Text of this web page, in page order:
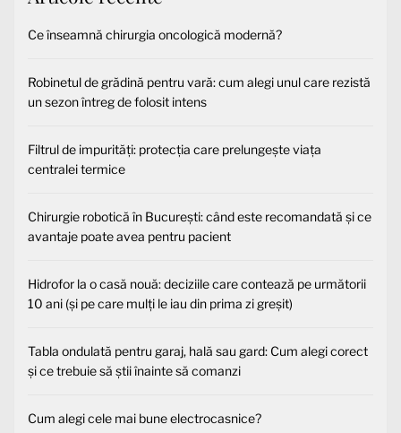
Ce înseamnă chirurgia oncologică modernă?
Robinetul de grădină pentru vară: cum alegi unul care rezistă
un sezon întreg de folosit intens
Filtrul de impurități: protecția care prelungește viața
centralei termice
Chirurgie robotică în București: când este recomandată și ce
avantaje poate avea pentru pacient
Hidrofor la o casă nouă: deciziile care contează pe următorii
10 ani (și pe care mulți le iau din prima zi greșit)
Tabla ondulată pentru garaj, hală sau gard: Cum alegi corect
și ce trebuie să știi înainte să comanzi
Cum alegi cele mai bune electrocasnice?